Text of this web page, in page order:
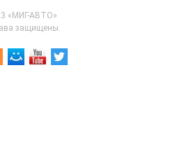
«МИГ-АВТО»
защищены.